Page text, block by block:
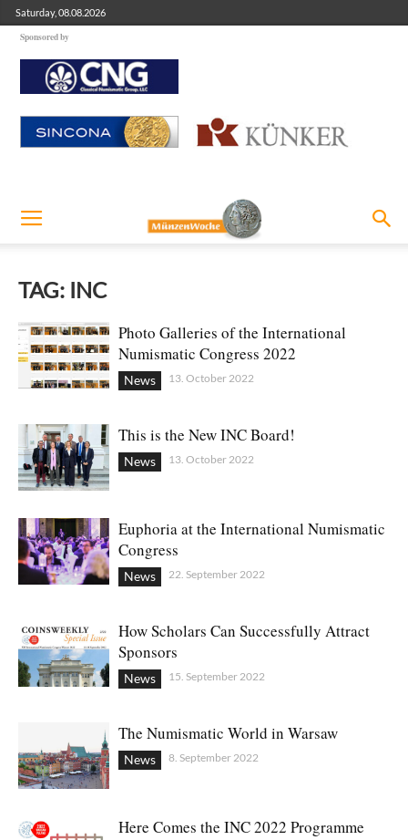
Saturday, 08.08.2026
Sponsored by
TAG: INC
Photo Galleries of the International
Numismatic Congress 2022
News 13. October 2022
This is the New INC Board!
News 13. October 2022
Euphoria at the International Numismatic
Congress
News 22. September 2022
How Scholars Can Successfully Attract
Sponsors
News 15. September 2022
The Numismatic World in Warsaw
News 8. September 2022
Here Comes the INC 2022 Programme